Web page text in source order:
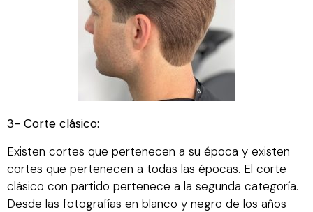
3- Corte clásico:
Existen cortes que pertenecen a su época y existen
cortes que pertenecen a todas las épocas. El corte
clásico con partido pertenece a la segunda categoría.
Desde las fotografías en blanco y negro de los años